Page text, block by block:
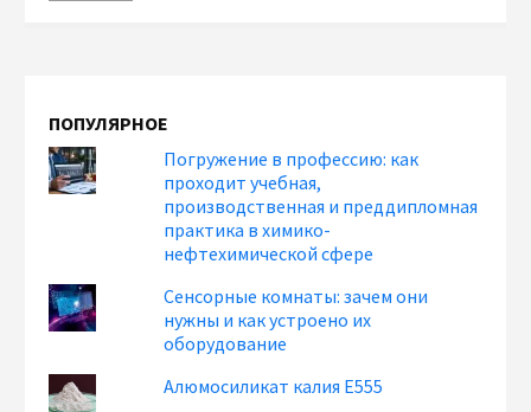
ПОПУЛЯРНОЕ
Погружение в профессию: как
проходит учебная,
производственная и преддипломная
практика в химико-
нефтехимической сфере
Сенсорные комнаты: зачем они
нужны и как устроено их
оборудование
Алюмосиликат калия Е555